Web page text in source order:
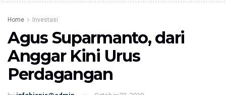
Home Investasi
Agus Suparmanto, dari
Anggar Kini Urus
Perdagangan